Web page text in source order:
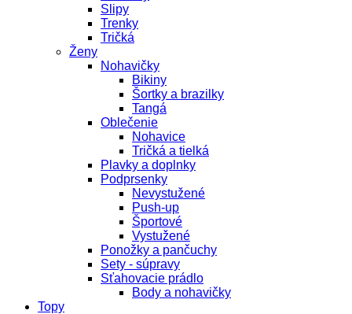
Slipy
Trenky
Tričká
Ženy
Nohavičky
Bikiny
Šortky a brazilky
Tangá
Oblečenie
Nohavice
Tričká a tielká
Plavky a doplnky
Podprsenky
Nevystužené
Push-up
Športové
Vystužené
Ponožky a pančuchy
Sety - súpravy
Sťahovacie prádlo
Body a nohavičky
Topy